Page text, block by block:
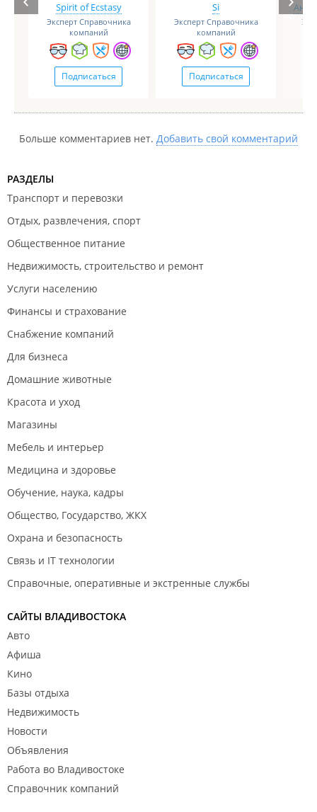
Spirit of Ecstasy
Эксперт Справочника
компаний
Подписаться
Si
Эксперт Справочника
компаний
Подписаться
Больше комментариев нет. Добавить свой комментарий
РАЗДЕЛЫ
Транспорт и перевозки
Отдых, развлечения, спорт
Общественное питание
Недвижимость, строительство и ремонт
Услуги населению
Финансы и страхование
Снабжение компаний
Для бизнеса
Домашние животные
Красота и уход
Магазины
Мебель и интерьер
Медицина и здоровье
Обучение, наука, кадры
Общество, Государство, ЖКХ
Охрана и безопасность
Связь и IT технологии
Справочные, оперативные и экстренные службы
САЙТЫ ВЛАДИВОСТОКА
Авто
Афиша
Кино
Базы отдыха
Недвижимость
Новости
Объявления
Работа во Владивостоке
Справочник компаний